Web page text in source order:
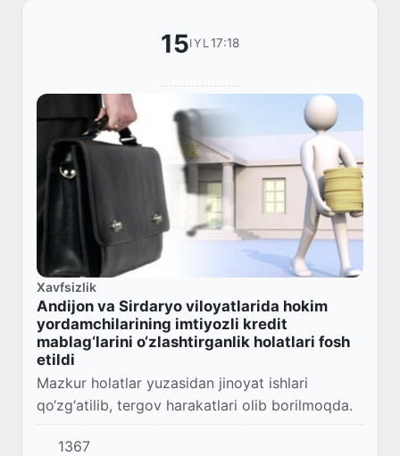
15IYL 17:18
Xavfsizlik
Andijon va Sirdaryo viloyatlarida hokim
yordamchilarining imtiyozli kredit
mablag‘larini o‘zlashtirganlik holatlari fosh
etildi
Mazkur holatlar yuzasidan jinoyat ishlari
qo‘zg‘atilib, tergov harakatlari olib borilmoqda.
1367